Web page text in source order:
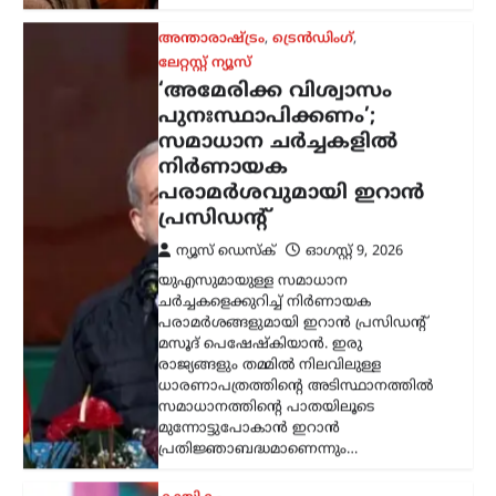
സമാധാനത്തിന്റെ പാതയിലൂടെ
മുന്നോട്ടുപോകാൻ ഇറാൻ
പ്രതിജ്ഞാബദ്ധമാണെന്നും…
കായികം
വൈഭവ് സൂര്യവംശിയുടെ
പ്രായത്തെക്കുറിച്ച് വിദേശ
ക്രിക്കറ്റ്
ആരാധകർക്കിടയിൽ
ഇപ്പോഴും സംശയങ്ങൾ
നിലനിൽക്കുന്നു: ബ്രെറ്റ് ലീ
ന്യൂസ് ഡെസ്ക്
ഓഗസ്റ്റ്‌ 9, 2026
ഇന്ത്യൻ ക്രിക്കറ്റിലെ കൗമാരതാരം
വൈഭവ് സൂര്യവംശിയുടെ
പ്രായത്തെക്കുറിച്ച് വിദേശ ക്രിക്കറ്റ്
ആരാധകർക്കിടയിൽ ഇപ്പോഴും
സംശയങ്ങൾ നിലനിൽക്കുന്നുണ്ടെന്ന്
മുൻ ഓസ്ട്രേലിയൻ പേസർ ബ്രെറ്റ് ലീ.
എന്നാൽ താരത്തിന്റെ പ്രായത്തെ…